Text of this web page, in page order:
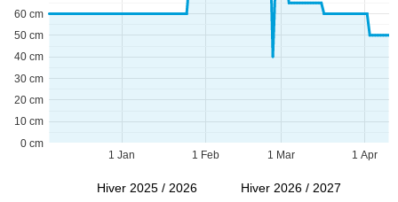
1 Jan 1 Feb 1 Mar 1 Apr
0 cm
10 cm
20 cm
30 cm
40 cm
50 cm
60 cm
Hiver 2025 / 2026 Hiver 2026 / 2027